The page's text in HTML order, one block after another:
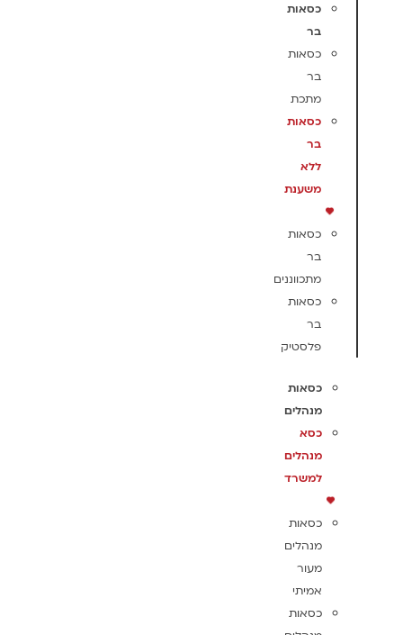
כסאות
בר
כסאות
בר
מתכת
כסאות
בר
ללא
משענת
כסאות
בר
מתכווננים
כסאות
בר
פלסטיק
כסאות
מנהלים
כסא
מנהלים
למשרד
כסאות
מנהלים
מעור
אמיתי
כסאות